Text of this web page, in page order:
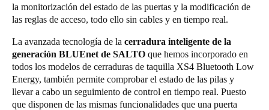
la monitorización del estado de las puertas y la modificación de
las reglas de acceso, todo ello sin cables y en tiempo real.
La avanzada tecnología de la cerradura inteligente de la
generación BLUEnet de SALTO que hemos incorporado en
todos los modelos de cerraduras de taquilla XS4 Bluetooth Low
Energy, también permite comprobar el estado de las pilas y
llevar a cabo un seguimiento de control en tiempo real. Puesto
que disponen de las mismas funcionalidades que una puerta